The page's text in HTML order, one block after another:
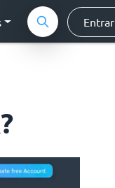
Entrar